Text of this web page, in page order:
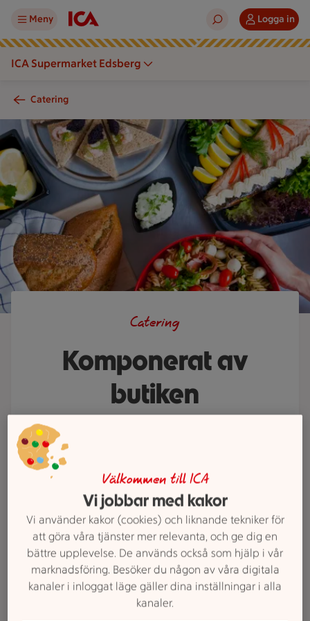
Meny Logga in
ICA Supermarket Edsberg
Catering
En person håller en skål med pasta och sallad bland flera
Komponerat av
butiken
Catering
mottagning – det finns många
tillfällen då plockmat är en lika god
som smart lösning. Har du speciella
önskemål? Våra kallskänkor och
kockar ordnar det mesta. Vi
erbjuder gratis utkörning på
vardagar vid beställning för över
2000 kr och i mån av tid. För övriga
dagar kontakta butiken! Vi vill ha
Välkommen till ICA
Vi jobbar med kakor
Vi använder kakor (cookies) och liknande tekniker för
att göra våra tjänster mer relevanta, och ge dig en
bättre upplevelse. De används också som hjälp i vår
marknadsföring. Besöker du någon av våra digitala
kanaler i inloggat läge gäller dina inställningar i alla
kanaler.